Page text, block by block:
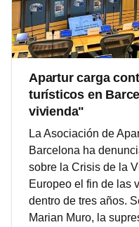
Apartur carga
turísticos en
vivienda"
La Asociación de
Barcelona ha
sobre la Crisis de la
Europeo el fin de las
dentro de tres años.
Marian Muro, la